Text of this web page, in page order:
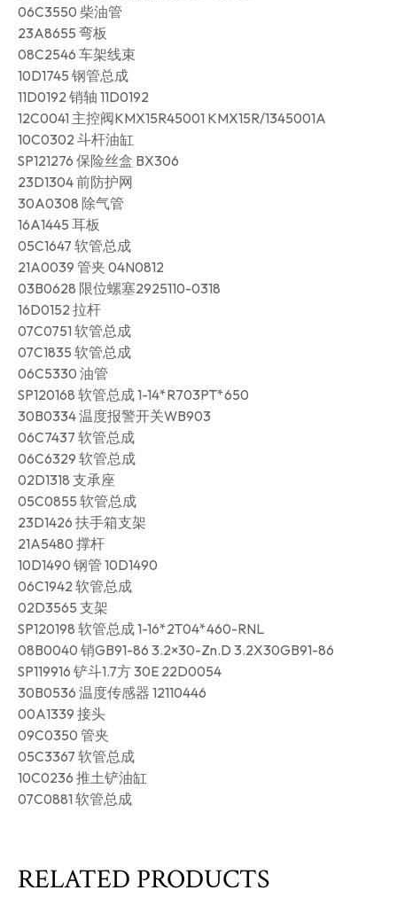
06C3550 柴油管
23A8655 弯板
08C2546 车架线束
10D1745 钢管总成
11D0192 销轴 11D0192
12C0041 主控阀KMX15R45001 KMX15R/1345001A
10C0302 斗杆油缸
SP121276 保险丝盒 BX306
23D1304 前防护网
30A0308 除气管
16A1445 耳板
05C1647 软管总成
21A0039 管夹 04N0812
03B0628 限位螺塞2925110-0318
16D0152 拉杆
07C0751 软管总成
07C1835 软管总成
06C5330 油管
SP120168 软管总成 1-14*R703PT*650
30B0334 温度报警开关WB903
06C7437 软管总成
06C6329 软管总成
02D1318 支承座
05C0855 软管总成
23D1426 扶手箱支架
21A5480 撑杆
10D1490 钢管 10D1490
06C1942 软管总成
02D3565 支架
SP120198 软管总成 1-16*2T04*460-RNL
08B0040 销GB91-86 3.2×30-Zn.D 3.2X30GB91-86
SP119916 铲斗1.7方 30E 22D0054
30B0536 温度传感器 12110446
00A1339 接头
09C0350 管夹
05C3367 软管总成
10C0236 推土铲油缸
07C0881 软管总成
RELATED PRODUCTS